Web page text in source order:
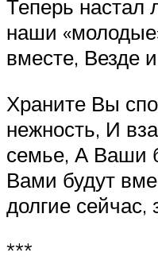
Теперь настал
наши
вместе, Везде
Храните Вы
нежность, И
семье, А Ваши
Вами будут
долгие сейчас,
***